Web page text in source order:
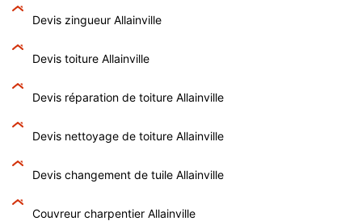
Devis zingueur Allainville
Devis toiture Allainville
Devis réparation de toiture Allainville
Devis nettoyage de toiture Allainville
Devis changement de tuile Allainville
Couvreur charpentier Allainville